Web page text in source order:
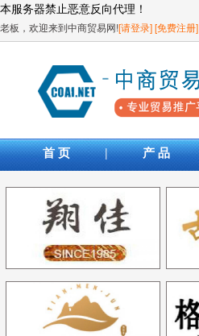
本服务器禁止恶意反向代理！
老板，欢迎来到中商贸易网![请登录][免费注册]
首 页 | 产 品